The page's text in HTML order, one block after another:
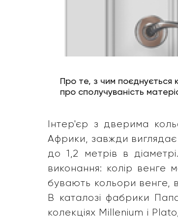
Про те, з чим поєднується
про сполучуваність
Інтер'єр з дверима
Африки, завжди
до 1,2 метрів в
виконання: колір венге
бувають кольори венге,
В каталозі фабрики
колекціях Millenium і